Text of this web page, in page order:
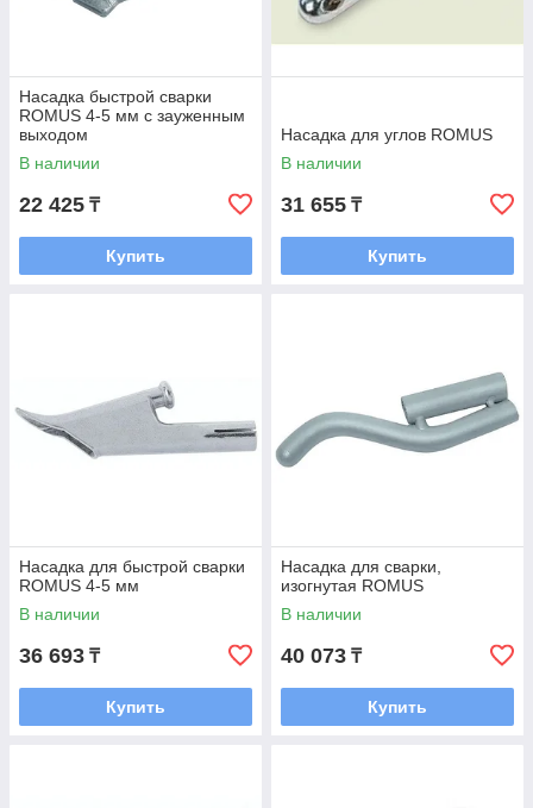
Насадка быстрой сварки
ROMUS 4-5 мм с зауженным
выходом
В наличии
22 425 ₸
Купить
Насадка для углов ROMUS
В наличии
31 655 ₸
Купить
Насадка для быстрой сварки
ROMUS 4-5 мм
В наличии
36 693 ₸
Купить
Насадка для сварки,
изогнутая ROMUS
В наличии
40 073 ₸
Купить